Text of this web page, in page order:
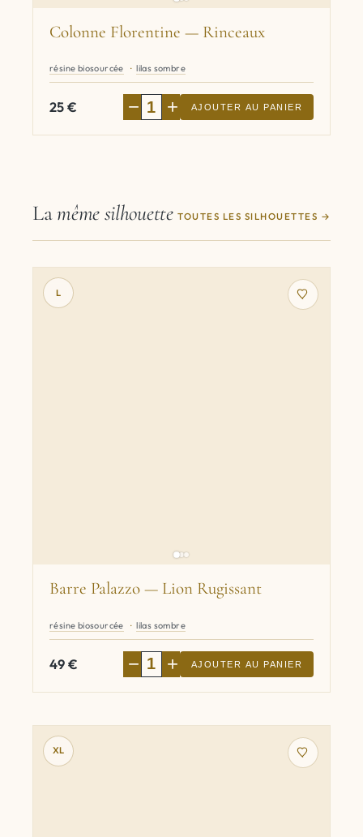
Colonne Florentine — Rinceaux
résine biosourcée lilas sombre
25€ − + AJOUTER AU PANIER
Lamême silhouette TOUTES LES SILHOUETTES
L
Barre Palazzo — Lion Rugissant
résine biosourcée lilas sombre
49€ − + AJOUTER AU PANIER
XL